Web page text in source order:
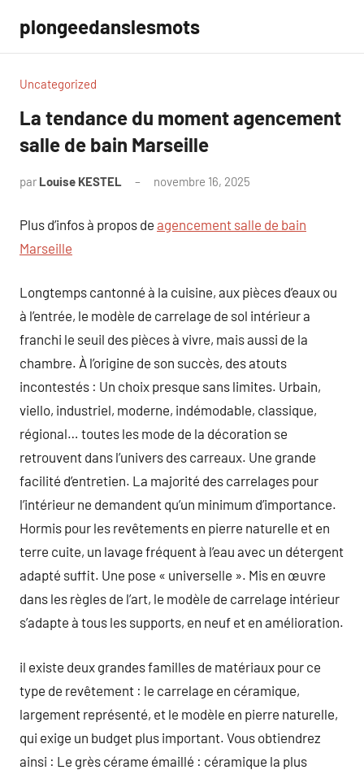
contenu
plongeedanslesmots
Uncategorized
La tendance du moment agencement
salle de bain Marseille
par Louise KESTEL novembre 16, 2025
Plus d’infos à propos de agencement salle de bain
Marseille
Longtemps cantonné à la cuisine, aux pièces d’eaux ou
à l’entrée, le modèle de carrelage de sol intérieur a
franchi le seuil des pièces à vivre, mais aussi de la
chambre. À l’origine de son succès, des atouts
incontestés : Un choix presque sans limites. Urbain,
viello, industriel, moderne, indémodable, classique,
régional… toutes les mode de la décoration se
retrouvent dans l’univers des carreaux. Une grande
facilité d’entretien. La majorité des carrelages pour
l’intérieur ne demandent qu’un minimum d’importance.
Hormis pour les revêtements en pierre naturelle et en
terre cuite, un lavage fréquent à l’eau avec un détergent
adapté suffit. Une pose « universelle ». Mis en œuvre
dans les règles de l’art, le modèle de carrelage intérieur
s’adapte à tous les supports, en neuf et en amélioration.
il existe deux grandes familles de matériaux pour ce
type de revêtement : le carrelage en céramique,
largement représenté, et le modèle en pierre naturelle,
qui exige un budget plus important. Vous obtiendrez
ainsi : Le grès cérame émaillé : céramique la plus